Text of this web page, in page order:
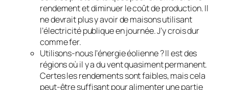
rendement et diminuer le coût de production. Il
ne devrait plus y avoir de maisons utilisant
l’électricité publique en journée. J’y crois dur
comme fer.
Utilisons-nous l’énergie éolienne ? Il est des
régions où il y a du vent quasiment permanent.
Certes les rendements sont faibles, mais cela
peut-être suffisant pour alimenter une partie